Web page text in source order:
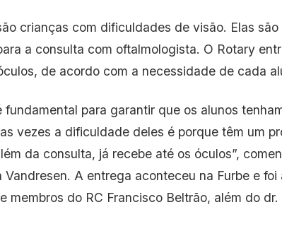
crianças com dificuldades de visão. Elas
a consulta com oftalmologista. O Rotary
de acordo com a necessidade de cada
fundamental para garantir que os alunos
vezes a dificuldade deles é porque têm um
da consulta, já recebe até os óculos”,
Vandresen. A entrega aconteceu na Furbe e
membros do RC Francisco Beltrão, além do